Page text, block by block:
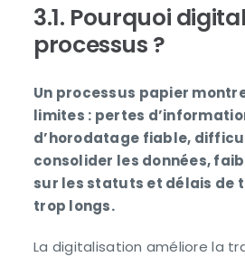
3.1. Pourquoi
processus ?
Un processus papier
limites : pertes
d’horodatage fiable,
consolider les données,
sur les statuts et délais de
trop longs.
La digitalisation améliore la